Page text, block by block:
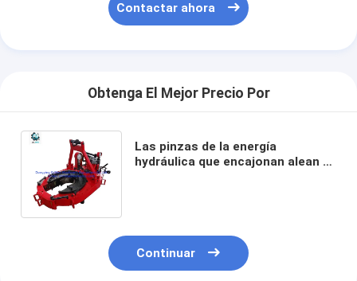
Contactar ahora
Obtenga El Mejor Precio Por
Las pinzas de la energía
hydráulica que encajonan alean el
Continuar